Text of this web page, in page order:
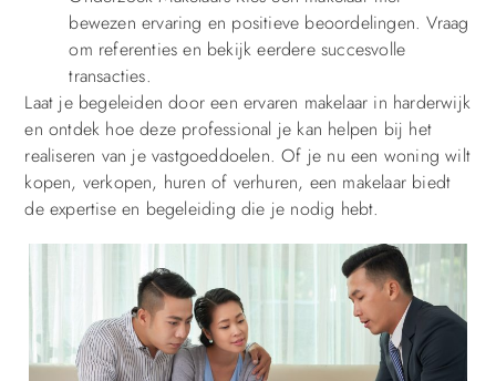
bewezen ervaring en positieve beoordelingen. Vraag
om referenties en bekijk eerdere succesvolle
transacties.
Laat je begeleiden door een ervaren makelaar in harderwijk
en ontdek hoe deze professional je kan helpen bij het
realiseren van je vastgoeddoelen. Of je nu een woning wilt
kopen, verkopen, huren of verhuren, een makelaar biedt
de expertise en begeleiding die je nodig hebt.